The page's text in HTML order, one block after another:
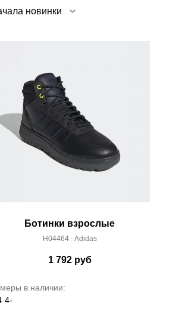
новинки
Ботинки взрослые
H04464 - Adidas
1 792руб
в наличии:
4-